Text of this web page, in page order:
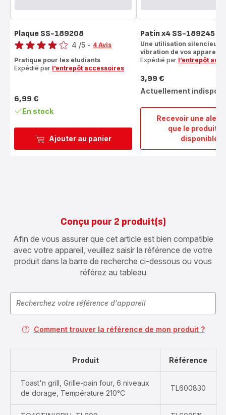
Ajouter au panier
Plaque SS-189208
Note
4
étoiles
4 /5 - 4 Avis
Pratique pour les étudiants
Expédié par l’entrepôt accessoires
Prix
6,99 €
En stock
Recevoir une
que le produit
disponible
Patin
x4
Patin x4 SS-189245
Une utilisation silencieuse
vibration de vos appareils
Expédié par l’entrepôt
Prix
3,99 €
Actuellement
Conçu pour 2 produit(s)
Afin de vous assurer que cet article est bien compatible
avec votre appareil, veuillez saisir la référence de votre
produit dans la barre de recherche ci-dessous ou vous
référez au tableau
Comment trouver la référence de mon produit ?
Produit Référence
Toast'n grill, Grille-pain four, 6 niveaux
de dorage, Température 210°C
TL600830